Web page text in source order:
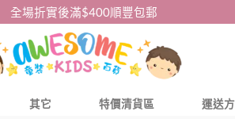
全場折實後滿$400順豐包郵
其它 特價清貨區 運送